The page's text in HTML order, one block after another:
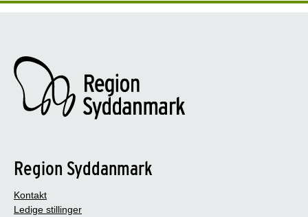
Region Syddanmark
Kontakt
Ledige stillinger